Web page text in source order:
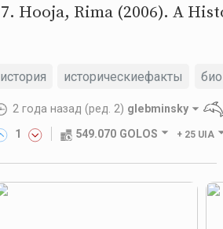
Hooja, Rima (2006). A
история историческиефакты
2 года назад (ред. 2) glebminsky
1
549.070 GOLOS + 25 UIA